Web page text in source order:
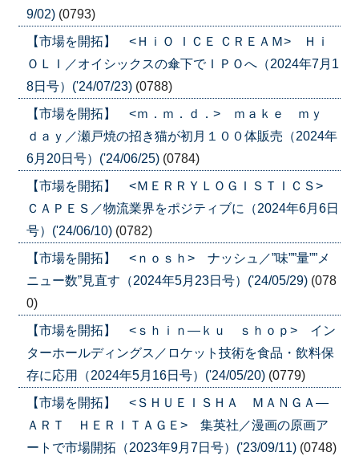
9/02) (0793)
【市場を開拓】 <ＨｉＯ ＩＣＥ ＣＲＥＡＭ> Ｈｉ
ＯＬＩ／オイシックスの傘下でＩＰＯへ（2024年7月1
8日号）('24/07/23) (0788)
【市場を開拓】 <ｍ．ｍ．ｄ．> ｍａｋｅ ｍｙ
ｄａｙ／瀬戸焼の招き猫が初月１００体販売（2024年
6月20日号）('24/06/25) (0784)
【市場を開拓】 <ＭＥＲＲＹＬＯＧＩＳＴＩＣＳ>
ＣＡＰＥＳ／物流業界をポジティブに（2024年6月6日
号）('24/06/10) (0782)
【市場を開拓】 <ｎｏｓｈ> ナッシュ／”味””量””メ
ニュー数”見直す（2024年5月23日号）('24/05/29) (078
0)
【市場を開拓】 <ｓｈｉｎ―ｋｕ ｓｈｏｐ> イン
ターホールディングス／ロケット技術を食品・飲料保
存に応用（2024年5月16日号）('24/05/20) (0779)
【市場を開拓】 <ＳＨＵＥＩＳＨＡ ＭＡＮＧＡ―
ＡＲＴ ＨＥＲＩＴＡＧＥ> 集英社／漫画の原画ア
ートで市場開拓（2023年9月7日号）('23/09/11) (0748)